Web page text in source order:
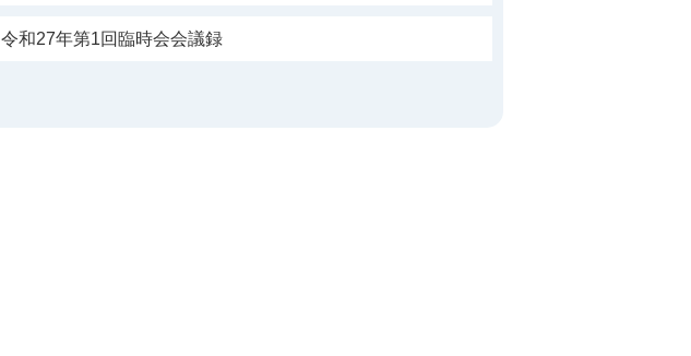
令和27年第1回臨時会会議録